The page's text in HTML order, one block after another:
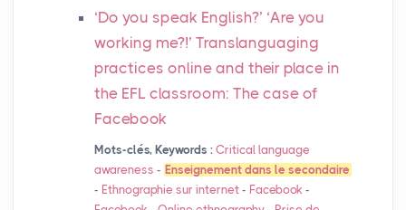
‘Do you speak English?’ ‘Are you
working me?!’ Translanguaging
practices online and their place in
the EFL classroom: The case of
Facebook
Mots-clés, Keywords : Critical language
awareness - Enseignement dans le secondaire
- Ethnographie sur internet- Facebook -